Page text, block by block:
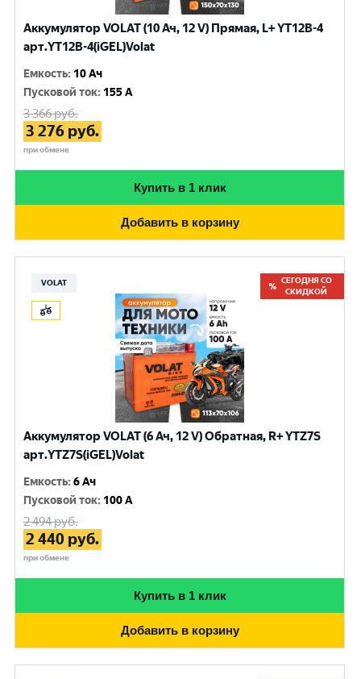
Аккумулятор VOLAT (10 Ач, 12 V) Прямая, L+ YT12B-4
арт.YT12B-4(iGEL)Volat
Емкость: 10 Ач
Пусковой ток: 155 A
3 366руб.
3 276 руб.
при обмене
Купить в 1 клик
Добавить в корзину
VOLAT
СЕГОДНЯ СО
СКИДКОЙ
Аккумулятор VOLAT (6 Ач, 12 V) Обратная, R+ YTZ7S
арт.YTZ7S(iGEL)Volat
Емкость:6 Ач
Пусковой ток: 100 A
2 494руб.
2 440 руб.
при обмене
Купить в 1 клик
Добавить в корзину